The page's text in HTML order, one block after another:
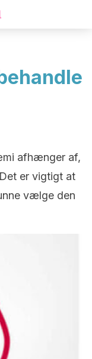
afhænger af,
er vigtigt at
vælge den